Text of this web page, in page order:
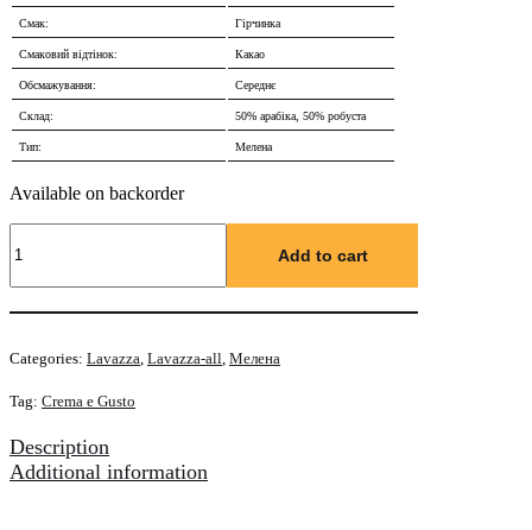
Смак: Гірчинка
Смаковий відтінок: Какао
Обсмажування: Середнє
Склад: 50% арабіка, 50% робуста
Тип: Мелена
Available on backorder
мелена
E
Dolce
г
Add to cart
Categories: Lavazza Lavazza-all Мелена
Tag: Crema e Gusto
Description
Additional information